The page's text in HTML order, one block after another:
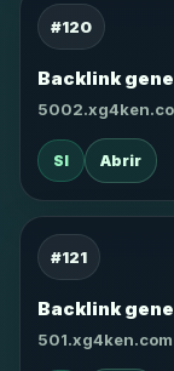
#120
Backlink
SI Abrir
#121
Backlink
501.xg4ken.com